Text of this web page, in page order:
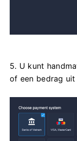
5. U kunt
of een bedrag